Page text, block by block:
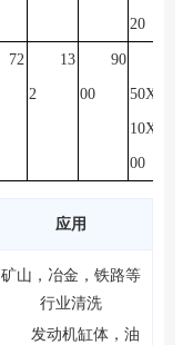
20
72 13
2
90
00 50X34
10X34
00
应用
矿山，冶金，铁路等
行业清洗
发动机缸体，油